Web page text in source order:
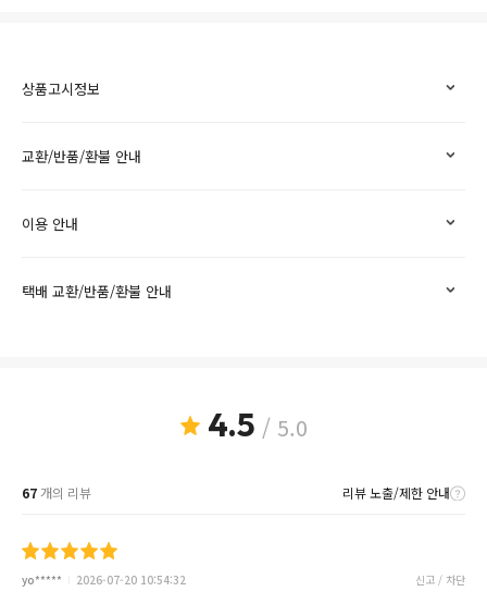
상품고시정보
교환/반품/환불 안내
이용 안내
택배 교환/반품/환불 안내
4.5 / 5.0
67개의 리뷰 리뷰 노출/제한 안내
yo***** 2026-07-20 10:54:32 신고 / 차단